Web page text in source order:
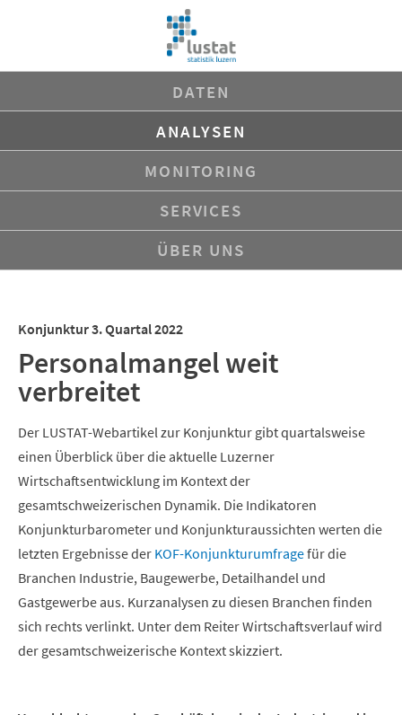
DATEN
ANALYSEN
MONITORING
SERVICES
ÜBER UNS
Konjunktur 3. Quartal 2022
Personalmangel weit
verbreitet
Der LUSTAT-Webartikel zur Konjunktur gibt quartalsweise
einen Überblick über die aktuelle Luzerner
Wirtschaftsentwicklung im Kontext der
gesamtschweizerischen Dynamik. Die Indikatoren
Konjunkturbarometer und Konjunkturaussichten werten die
letzten Ergebnisse der KOF-Konjunkturumfragefür die
Branchen Industrie, Baugewerbe, Detailhandel und
Gastgewerbe aus. Kurzanalysen zu diesen Branchen finden
sich rechts verlinkt. Unter dem Reiter Wirtschaftsverlauf wird
der gesamtschweizerische Kontext skizziert.